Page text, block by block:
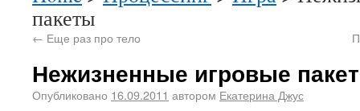
пакеты
← Еще раз про тело
Нежизненные игровые
Опубликовано 16.09.2011 автором Екатерина Джус